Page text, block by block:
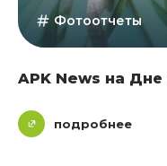
Фотоотчеты
APK News на
подробнее